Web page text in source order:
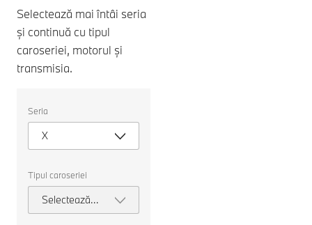
Selectează mai întâi seria
și continuă cu tipul
caroseriei, motorul și
transmisia.
următoarele
proprietăți
pentru
a
o
mașină
pentru
comparație.
Seria
X
Tipul caroseriei
Selectează
tipul